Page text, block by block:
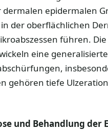
epidermalen
der oberflächlichen
führen.
eine
gehören tiefe
und Behandlung der